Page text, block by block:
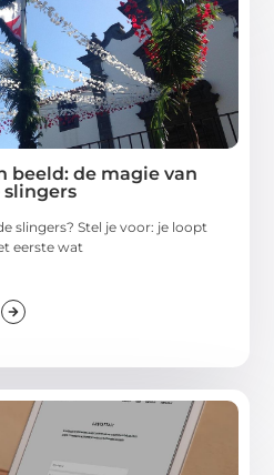
beeld: de magie van
slingers
slingers? Stel je voor: je loopt
eerste wat